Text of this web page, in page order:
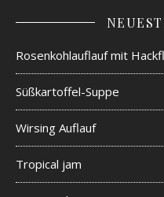
p
i
e
o
f
Rosenkohlauflauf mit
Süßkartoffel-Suppe
Wirsing Auflauf
Tropical jam